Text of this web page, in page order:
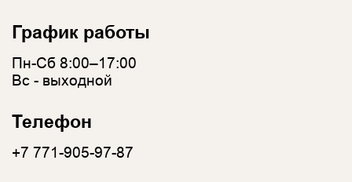
График работы
Пн-Сб 8:00–17:00
Вс - выходной
Телефон
+7 771-905-97-87